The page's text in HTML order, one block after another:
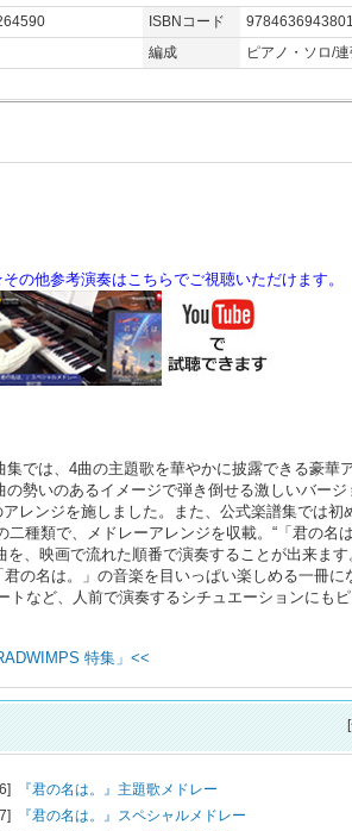
ISBNコード
9784636943801
編成
ピアノ・ソロ/
では、4曲の主題歌を華やかに披露できる豪華
勢いのあるイメージで弾き倒せる激しいバージ
レンジを施しました。また、公式楽譜集では初
種類で、メドレーアレンジを収載。“「君の名
、映画で流れた順番で演奏することが出来ま
の名は。」の音楽を目いっぱい楽しめる一冊に
など、人前で演奏するシチュエーションにも
特集」<<
『君の名は。』主題歌メドレー
『君の名は。』スペシャルメドレー